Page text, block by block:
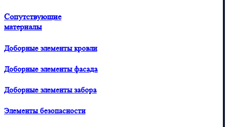
Сопутствующие
материалы
Доборные элементы кровли
Доборные элементы фасада
Доборные элементы забора
Элементы безопасности